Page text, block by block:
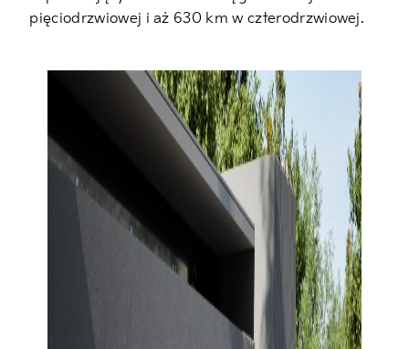
pięciodrzwiowej i aż 630 km w czterodrzwiowej.